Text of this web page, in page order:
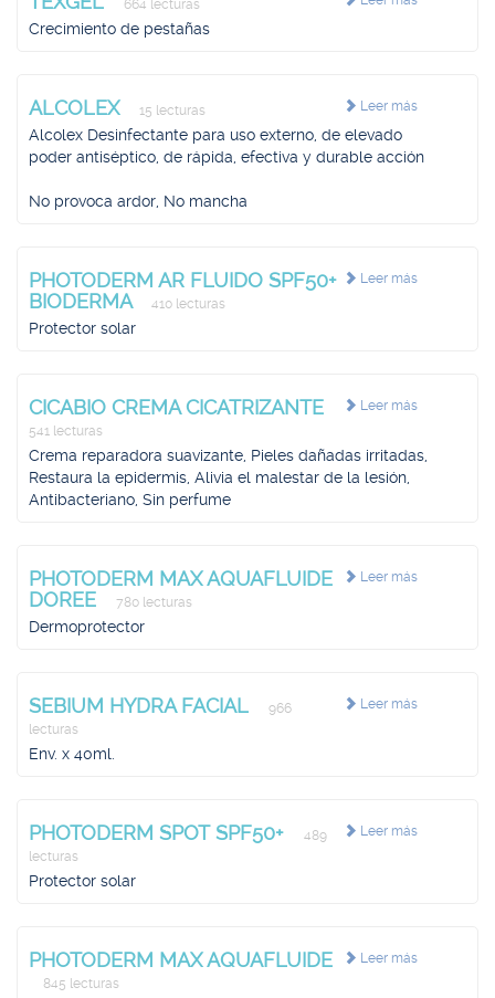
664 lecturas
Crecimiento de pestañas
Leer más
ALCOLEX 15 lecturas
Alcolex Desinfectante para uso externo, de elevado
poder antiséptico, de rápida, efectiva y durable acción
No provoca ardor, No mancha
Leer más
PHOTODERM AR FLUIDO SPF50+
BIODERMA
410 lecturas
Protector solar
Leer más
CICABIO CREMA CICATRIZANTE
541 lecturas
Crema reparadora suavizante, Pieles dañadas irritadas,
Restaura la epidermis, Alivia el malestar de la lesión,
Antibacteriano, Sin perfume
Leer más
PHOTODERM MAX AQUAFLUIDE
DOREE
780 lecturas
Dermoprotector
Leer más
SEBIUM HYDRA FACIAL
966
lecturas
Env. x 40ml.
Leer más
PHOTODERM SPOT SPF50+
489
lecturas
Protector solar
Leer más
PHOTODERM MAX AQUAFLUIDE
845 lecturas